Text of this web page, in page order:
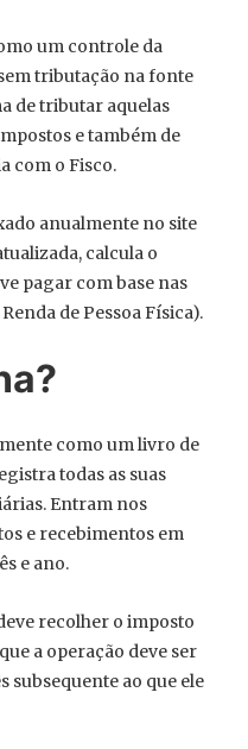
um controle da
tributação na fonte
de tributar aquelas
e também de
com o Fisco.
anualmente no site
calcula o
pagar com base nas
de Pessoa Física).
como um livro de
todas as suas
Entram nos
e recebimentos em
e ano.
recolher o imposto
a operação deve ser
subsequente ao que ele